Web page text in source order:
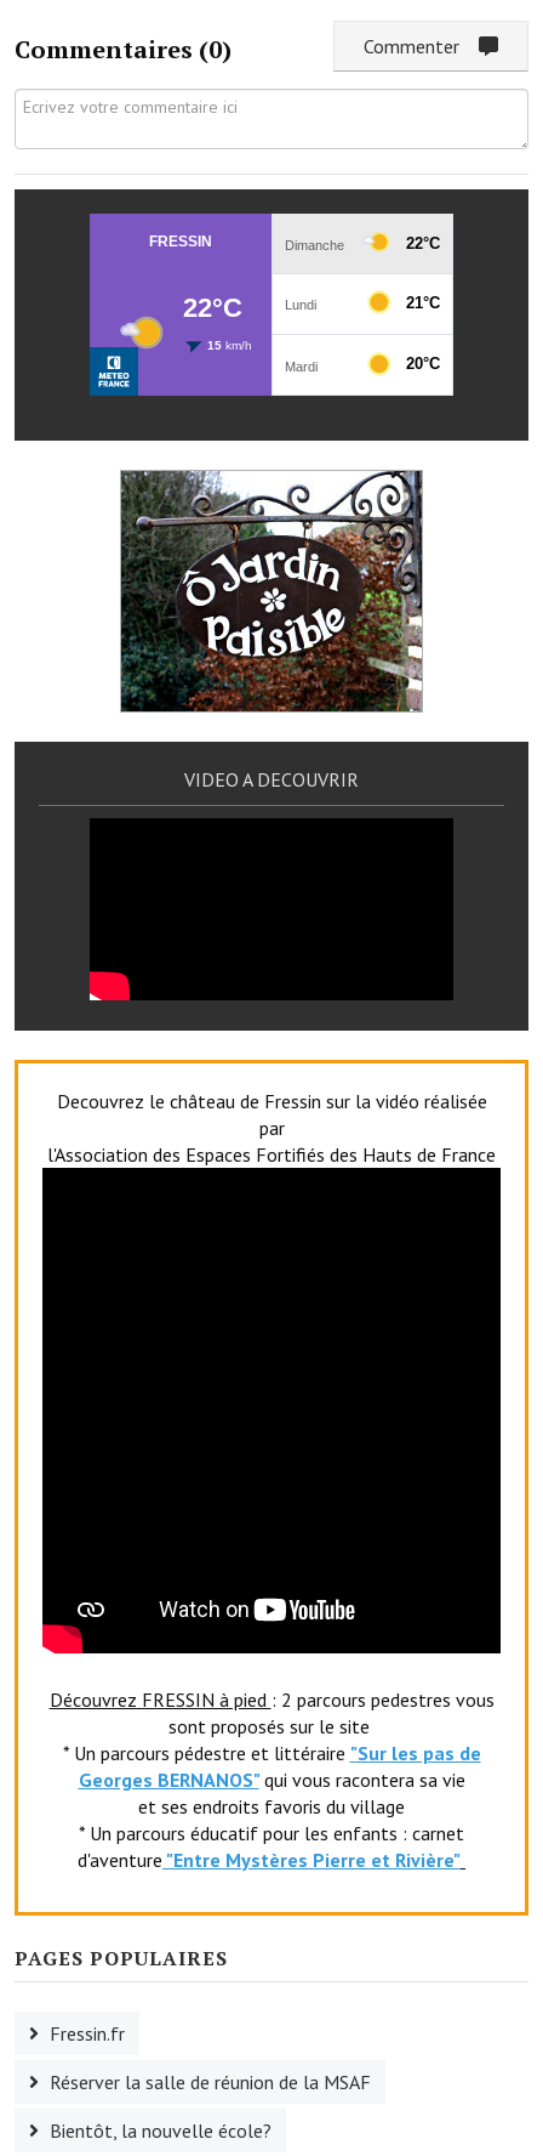
L'association des maires
L'office de tourisme
VILLE PRATIQUE
Services publics intercommunaux
Affaires scolaires, CCAS
Eaux, assainissement
France services
France Renov
Déchets ménagers, tri sélectif, encombrants
Services publics communaux
Démarches administratives
Urbanisme
Biens à louer
Terrains et maisons à vendre
Etablissements scolaires
Commerces et professions libérales
Exploitants agricoles
Le foyer rural
Le club de l'amitié
Le comité des fêtes
L'association Avotra-France
Le foyer de la Planquette
L'US Crequy Fressin
La société de chasse
La société de pêche
Commentaires (0)
VIDEO A DECOUVRIR
Decouvrez le château de Fressin sur la vidéo réalisée
par
l'Association des Espaces Fortifiés des Hauts de France
Découvrez FRESSIN à pied : 2 parcours pedestres vous
sont proposés sur le site
* Un parcours pédestre et littéraire "Sur les pas de
Georges BERNANOS" qui vous racontera sa vie
et ses endroits favoris du village
* Un parcours éducatif pour les enfants : carnet
d'aventure "Entre Mystères Pierre et Rivière"
PAGES POPULAIRES
Fressin.fr
Réserver la salle de réunion de la MSAF
Bientôt, la nouvelle école?